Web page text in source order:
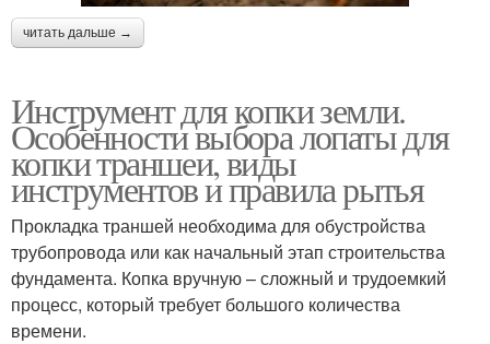
читать дальше →
Инструмент для копки земли.
Особенности выбора лопаты для
копки траншеи, виды
инструментов и правила рытья
Прокладка траншей необходима для обустройства
трубопровода или как начальный этап строительства
фундамента. Копка вручную – сложный и трудоемкий
процесс, который требует большого количества
времени.